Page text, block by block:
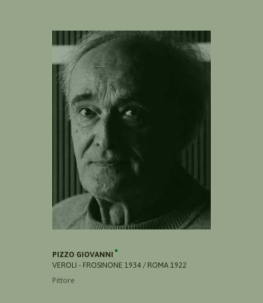
PIZZO GIOVANNI
VEROLI - FROSINONE 1934 / ROMA 1922
Pittore